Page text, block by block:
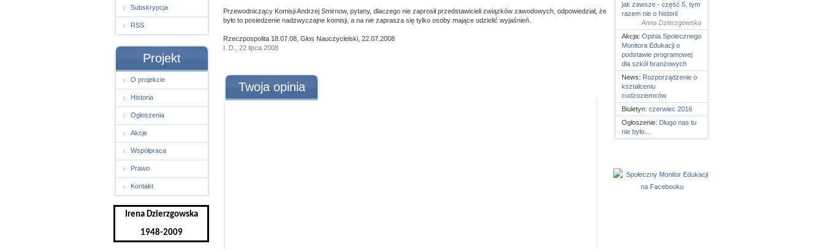
Subskrypcja
RSS
Projekt
O projekcie
Historia
Ogłoszenia
Akcje
Współpraca
Prawo
Kontakt
Irena Dzierzgowska
1948-2009
Przewodniczący Komisji Andrzej Smirnow, pytany, dlaczego nie zaprosił przedstawicieli związków zawodowych, odpowiedział, że
było to posiedzenie nadzwyczajne komisji, a na nie zaprasza się tylko osoby mające udzielić wyjaśnień.
Rzeczpospolita 18.07.08, Głos Nauczycielski, 22.07.2008
I. D., 22 lipca 2008
Twoja opinia
jak zawsze - część 5, tym
razem nie o historii
Anna Dzierzgowska
Akcja: Opinia Spolecznego
Monitora Edukacji o
podstawie programowej
dla szkól branżowych
News: Rozporządzenie o
kształceniu
cudzoziemców
Biuletyn: czerwiec 2016
Ogłoszenie: Długo nas tu
nie było...